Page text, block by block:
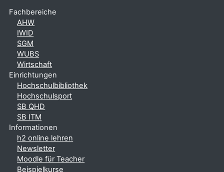
Fachbereiche
AHW
IWID
SGM
WUBS
Wirtschaft
Einrichtungen
Hochschulbibliothek
Hochschulsport
SB QHD
SB ITM
Informationen
h2 online lehren
Newsletter
Moodle für Teacher
Beispielkurse